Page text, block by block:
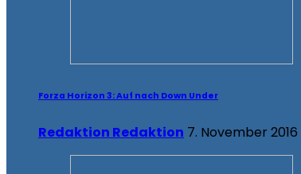
Forza Horizon 3: Auf nach Down Under
Redaktion Redaktion 7. November 2016